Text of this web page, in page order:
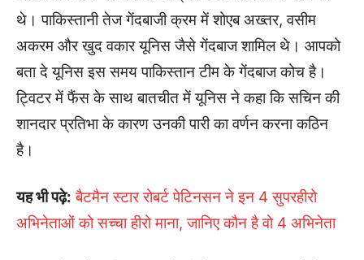
थे। पाकिस्तानी तेज गेंदबाजी क्रम में शोएब अख्तर, वसीम
अकरम और खुद वकार यूनिस जैसे गेंदबाज शामिल थे। आपको
बता दे यूनिस इस समय पाकिस्तान टीम के गेंदबाज कोच है।
ट्विटर में फैंस के साथ बातचीत में यूनिस ने कहा कि सचिन की
शानदार प्रतिभा के कारण उनकी पारी का वर्णन करना कठिन
है।
यह भी पढ़े: बैटमैन स्टार रोबर्ट पेटिनसन ने इन 4 सुपरहीरो
अभिनेताओं को सच्चा हीरो माना, जानिए कौन है वो 4 अभिनेता